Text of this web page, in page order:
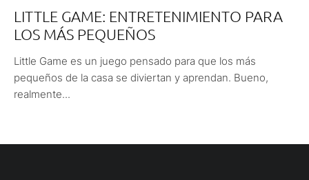
LITTLE GAME: ENTRETENIMIENTO PARA
LOS MÁS PEQUEÑOS
Little Game es un juego pensado para que los más
pequeños de la casa se diviertan y aprendan. Bueno,
realmente...